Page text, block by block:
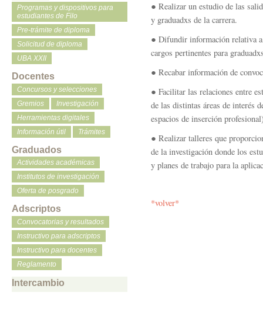
Programas y dispositivos para
estudiantes de Filo
Pre-trámite de diploma
Solicitud de diploma
UBA XXII
Docentes
Concursos y selecciones
Gremios
Investigación
Herramientas digitales
Información útil
Trámites
Graduados
Actividades académicas
Institutos de investigación
Oferta de posgrado
Adscriptos
Convocatorias y resultados
Instructivo para adscriptos
Instructivo para docentes
Reglamento
Intercambio
● Realizar un estudio de las
y graduadxs de la carrera.
● Difundir información relativa a
cargos pertinentes para
● Recabar información de
● Facilitar las relaciones entre
de las distintas áreas de interés
espacios de inserción
● Realizar talleres que
de la investigación donde los
y planes de trabajo para la
*volver*